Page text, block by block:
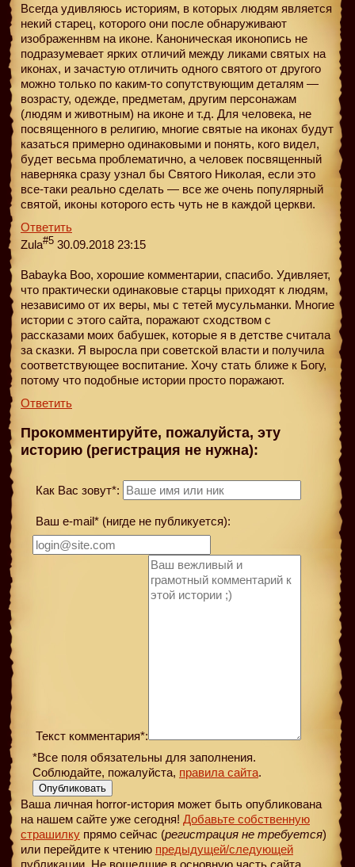
Всегда удивляюсь историям, в которых людям является
некий старец, которого они после обнаруживают
изображеннвм на иконе. Каноническая иконопись не
подразумевает ярких отличий между ликами святых на
иконах, и зачастую отличить одного святого от другого
можно только по каким-то сопутствующим деталям —
возрасту, одежде, предметам, другим персонажам
(людям и животным) на иконе и т.д. Для человека, не
посвященного в религию, многие святые на иконах будут
казаться примерно одинаковыми и понять, кого видел,
будет весьма проблематично, а человек посвященный
наверняка сразу узнал бы Святого Николая, если это
все-таки реально сделать — все же очень популярный
святой, иконы которого есть чуть не в каждой церкви.
Ответить
Zula#5 30.09.2018 23:15
Babayka Boo, хорошие комментарии, спасибо. Удивляет,
что практически одинаковые старцы приходят к людям,
независимо от их веры, мы с тетей мусульманки. Многие
истории с этого сайта, поражают сходством с
рассказами моих бабушек, которые я в детстве считала
за сказки. Я выросла при советской власти и получила
соответствующее воспитание. Хочу стать ближе к Богу,
потому что подобные истории просто поражают.
Ответить
Прокомментируйте, пожалуйста, эту
историю (регистрация не нужна):
Как Вас зовут*:
Ваш e-mail* (нигде не публикуется):
Текст комментария*:
*Все поля обязательны для заполнения.
Соблюдайте, пожалуйста, правила сайта.
Опубликовать
Ваша личная horror-история может быть опубликована
на нашем сайте уже сегодня! Добавьте собственную
страшилку прямо сейчас (регистрация не требуется)
или перейдите к чтению предыдущей/следующей
публикации. Не вошедшие в основную часть сайта